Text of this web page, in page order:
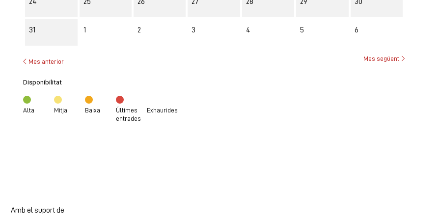
31 1 2 3 4 5 6
Mes anterior Mes següent
Disponibilitat
Alta Mitja Baixa
Últimes
entrades
Exhaurides
Amb el suport de